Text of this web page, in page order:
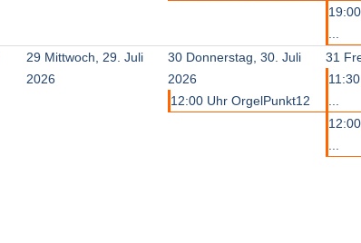
...
29 Mittwoch, 29. Juli
2026
30 Donnerstag, 30. Juli
2026
12:00 Uhr OrgelPunkt12
31
...
...